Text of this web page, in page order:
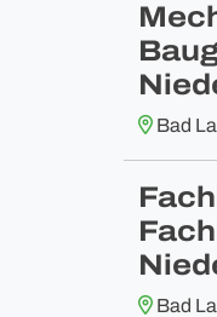
Bad
Bad